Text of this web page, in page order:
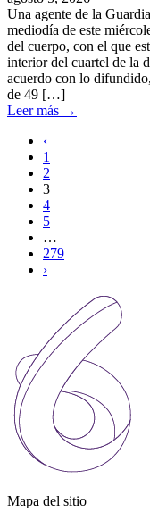
Una agente de la
mediodía de este
del cuerpo, con el que
interior del cuartel de la
acuerdo con lo
de 49 […]
Leer más →
‹
1
2
3
4
5
…
279
›
Mapa del sitio